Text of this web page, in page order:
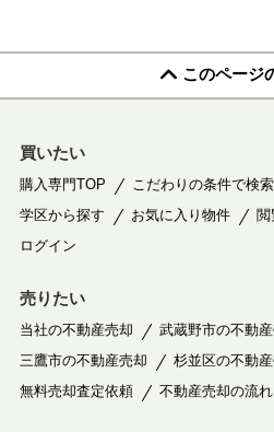
このページ
買いたい
購入専門TOP こだわりの条件で検索
学区から探す
お気に入り物件 閲
ログイン
売りたい
当社の不動産売却
武蔵野市の不動
三鷹市の不動産売却
杉並区の不動
無料売却査定依頼
不動産売却の流れ